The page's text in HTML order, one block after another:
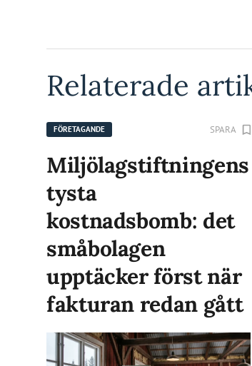
Relaterade
FÖRETAGANDE SPARA
Miljölagstiftningens
tysta
kostnadsbomb: det
småbolagen
upptäcker först när
fakturan redan gått